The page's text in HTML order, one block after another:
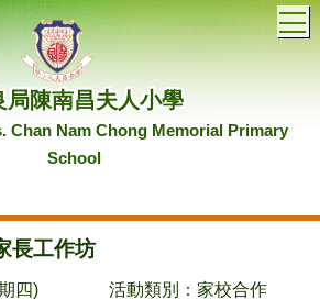
局陳南昌夫人小學
Chan Nam Chong Memorial Primary
School
長⼯作坊
四) 活動類別：家校合作